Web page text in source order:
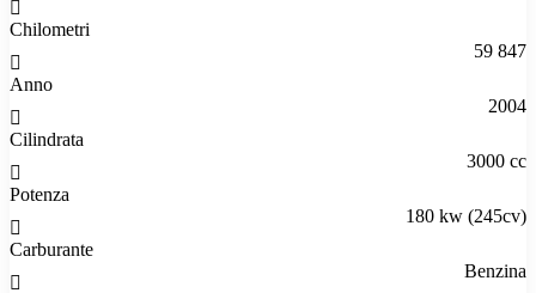
Chilometri
59 847
Anno
2004
Cilindrata
3000 cc
Potenza
180 kw (245cv)
Carburante
Benzina